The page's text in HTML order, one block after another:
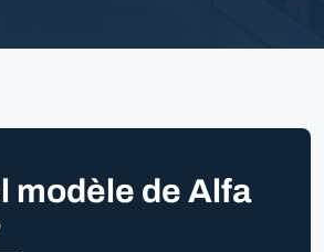
modèle de Alfa